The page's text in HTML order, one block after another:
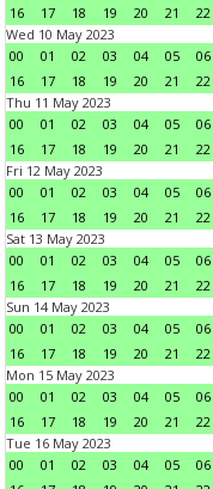
16
17 18 19 20 21 22
Wed 10 May 2023
00
01 02 03 04 05 06
16
17 18 19 20 21 22
Thu 11 May 2023
00
01 02 03 04 05 06
16
17 18 19 20 21 22
Fri 12 May 2023
00
01 02 03 04 05 06
16
17 18 19 20 21 22
Sat 13 May 2023
00
01 02 03 04 05 06
16
17 18 19 20 21 22
Sun 14 May 2023
00
01 02 03 04 05 06
16
17 18 19 20 21 22
Mon 15 May 2023
00
01 02 03 04 05 06
16
17 18 19 20 21 22
Tue 16 May 2023
00
01 02 03 04 05 06